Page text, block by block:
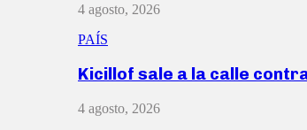
4 agosto, 2026
PAÍS
Kicillof sale a la calle
4 agosto, 2026